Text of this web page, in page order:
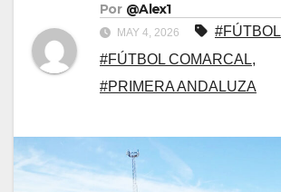
Por @Alex1
MAY 4, 2026 #FÚTBOL
#FÚTBOL COMARCAL,
#PRIMERA ANDALUZA